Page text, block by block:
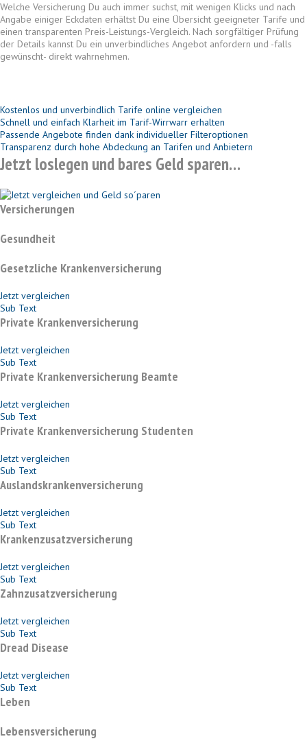
Welche Versicherung Du auch immer suchst, mit wenigen Klicks und nach
Angabe einiger Eckdaten erhältst Du eine Übersicht geeigneter Tarife und
einen transparenten Preis-Leistungs-Vergleich. Nach sorgfältiger Prüfung
der Details kannst Du ein unverbindliches Angebot anfordern und -falls
gewünscht- direkt wahrnehmen.
Kostenlos und unverbindlich Tarife online vergleichen
Schnell und einfach Klarheit im Tarif-Wirrwarr erhalten
Passende Angebote finden dank individueller Filteroptionen
Transparenz durch hohe Abdeckung an Tarifen und Anbietern
Jetzt loslegen und bares Geld sparen…
Versicherungen
Gesundheit
Gesetzliche Krankenversicherung
Jetzt vergleichen
Sub Text
Private Krankenversicherung
Jetzt vergleichen
Sub Text
Private Krankenversicherung Beamte
Jetzt vergleichen
Sub Text
Private Krankenversicherung Studenten
Jetzt vergleichen
Sub Text
Auslandskrankenversicherung
Jetzt vergleichen
Sub Text
Krankenzusatzversicherung
Jetzt vergleichen
Sub Text
Zahnzusatzversicherung
Jetzt vergleichen
Sub Text
Dread Disease
Jetzt vergleichen
Sub Text
Leben
Lebensversicherung